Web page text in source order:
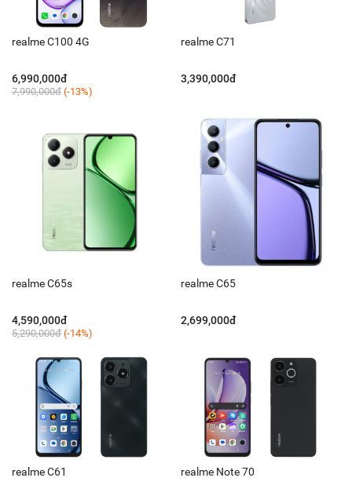
realme C100 4G
6,990,000đ
7,990,000đ (-13%)
realme C71
3,390,000đ
realme C65s
4,590,000đ
5,290,000đ (-14%)
realme C65
2,699,000đ
realme C61 realme Note 70